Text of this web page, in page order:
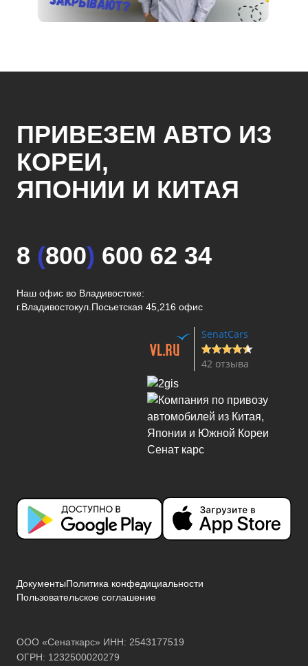
ПРИВЕЗЕМ АВТО ИЗ
КОРЕИ,
ЯПОНИИ И КИТАЯ
8 (800) 600 62 34
Наш офис во Владивостоке:
г.Владивостокул.Посьетская 45,216 офис
SenatCars
42 отзыва
ДокументыПолитика конфедициальности
Пользовательское соглашение
ООО «Сенаткарс» ИНН: 2543177519
ОГРН: 1232500020279